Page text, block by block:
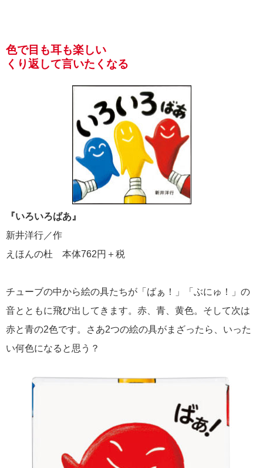
色で目も耳も楽しい
くり返して言いたくなる
『いろいろばあ』
新井洋行／作
えほんの杜 本体762円＋税
チューブの中から絵の具たちが「ばぁ！」「ぶにゅ！」の
音とともに飛び出してきます。赤、青、黄色。そして次は
赤と青の2色です。さあ2つの絵の具がまざったら、いった
い何色になると思う？